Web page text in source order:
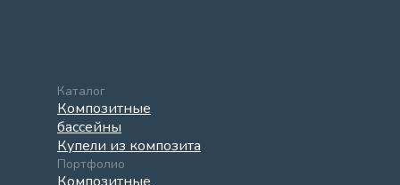
Каталог
Композитные
бассейны
Купели из композита
Портфолио